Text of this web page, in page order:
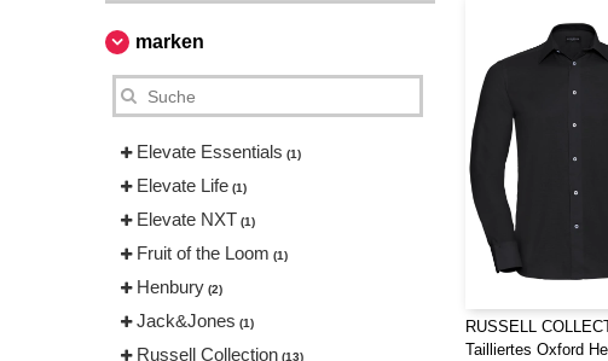
marken
Elevate Essentials (1)
Elevate Life (1)
Elevate NXT (1)
Fruit of the Loom (1)
Henbury (2)
Jack&Jones (1)
Russell Collection (13)
RUSSELL
Tailliertes Oxford